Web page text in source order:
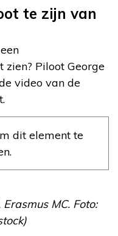
te zijn van
Piloot George
video van de
dit element te
MC. Foto: